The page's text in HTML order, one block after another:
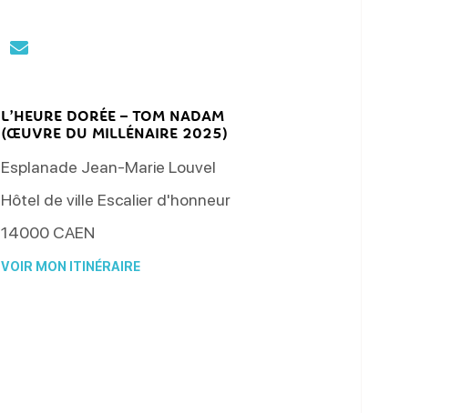
L’HEURE DORÉE – TOM NADAM
(ŒUVRE DU MILLÉNAIRE 2025)
Esplanade Jean-Marie Louvel
Hôtel de ville Escalier d'honneur
14000 CAEN
VOIR MON ITINÉRAIRE